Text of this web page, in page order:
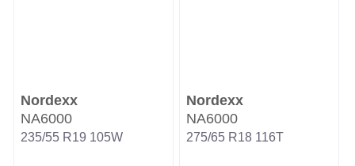
Nordexx
NA6000
235/55 R19 105W
Nordexx
NA6000
275/65 R18 116T